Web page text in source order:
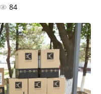
84